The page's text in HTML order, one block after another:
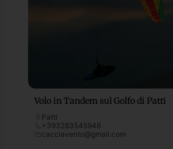
Volo in Tandem sul Golfo di Patti
Patti
+393283545946
cacciavento@gmail.com